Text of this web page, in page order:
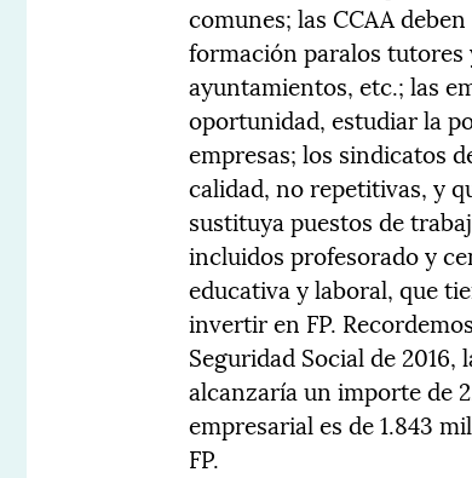
comunes; las CCAA
formación paralos
ayuntamientos, etc.; las
oportunidad, estudiar la
empresas; los sindicatos
calidad, no repetitivas, y
sustituya puestos de
incluidos profesorado y
educativa y laboral, que
invertir en FP.
Seguridad Social de
alcanzaría un importe de
empresarial es de 1.843
FP.